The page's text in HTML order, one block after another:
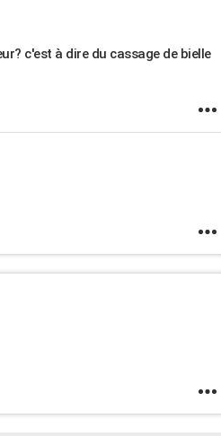
c'est à dire du cassage de bielle